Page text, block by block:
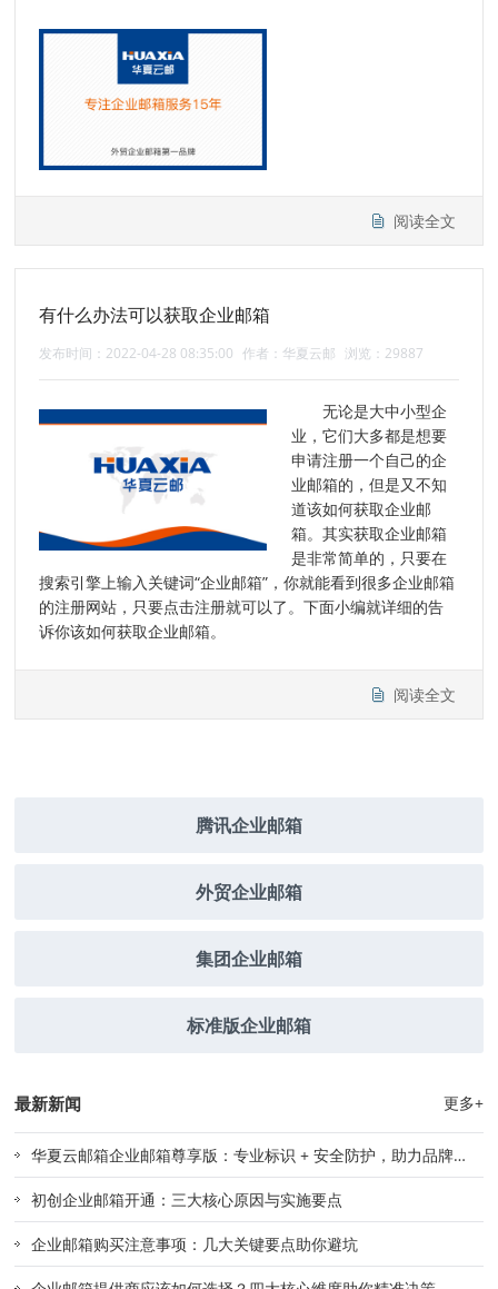
阅读全文
有什么办法可以获取企业邮箱
发布时间：2022-04-28 08:35:00 作者：华夏云邮 浏览：29887
无论是大中小型企
业，它们大多都是想要
申请注册一个自己的企
业邮箱的，但是又不知
道该如何获取企业邮
箱。其实获取企业邮箱
是非常简单的，只要在
搜索引擎上输入关键词“企业邮箱”，你就能看到很多企业邮箱
的注册网站，只要点击注册就可以了。下面小编就详细的告
诉你该如何获取企业邮箱。
阅读全文
腾讯企业邮箱
外贸企业邮箱
集团企业邮箱
标准版企业邮箱
最新新闻 更多+
华夏云邮箱企业邮箱尊享版：专业标识 + 安全防护，助力品牌精
准触达
初创企业邮箱开通：三大核心原因与实施要点
企业邮箱购买注意事项：几大关键要点助你避坑